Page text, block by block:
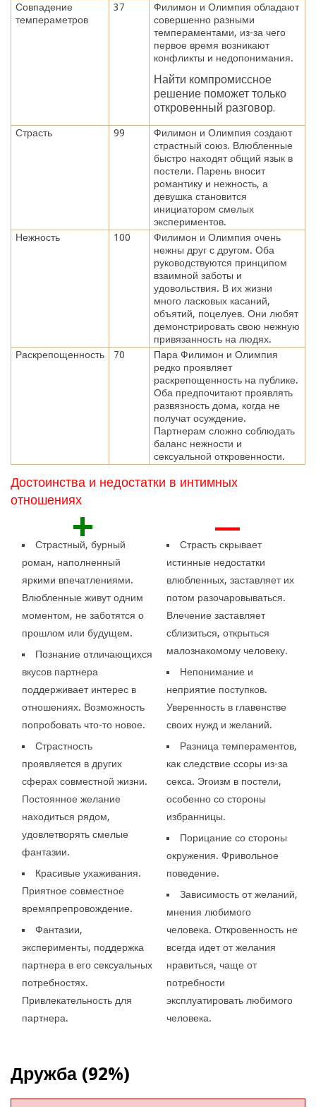
Совпадение
темпераметров
37
Филимон и Олимпия обладают
совершенно разными
темпераментами, из-за чего
первое время возникают
конфликты и недопонимания.
Найти компромиссное
решение поможет только
откровенный разговор.
Страсть 99
Филимон и Олимпия создают
страстный союз. Влюбленные
быстро находят общий язык в
постели. Парень вносит
романтику и нежность, а
девушка становится
инициатором смелых
экспериментов.
Нежность
100
Филимон и Олимпия очень
нежны друг с другом. Оба
руководствуются принципом
взаимной заботы и
удовольствия. В их жизни
много ласковых касаний,
объятий, поцелуев. Они любят
демонстрировать свою нежную
привязанность на людях.
Раскрепощенность
70
Пара Филимон и Олимпия
редко проявляет
раскрепощенность на публике.
Оба предпочитают проявлять
развязность дома, когда не
получат осуждение.
Партнерам сложно соблюдать
баланс нежности и
сексуальной откровенности.
Достоинства и недостатки в интимных
отношениях
+
Страстный, бурный
роман, наполненный
яркими впечатлениями.
Влюбленные живут одним
моментом, не заботятся о
прошлом или будущем.
Познание отличающихся
вкусов партнера
поддерживает интерес в
отношениях. Возможность
попробовать что-то новое.
Страстность
проявляется в других
сферах совместной жизни.
Постоянное желание
находиться рядом,
удовлетворять смелые
фантазии.
Красивые ухаживания.
Приятное совместное
времяпрепровождение.
Фантазии,
эксперименты, поддержка
партнера в его сексуальных
потребностях.
Привлекательность для
партнера.
—
Страсть скрывает
истинные недостатки
влюбленных, заставляет их
потом разочаровываться.
Влечение заставляет
сблизиться, открыться
малознакомому человеку.
Непонимание и
неприятие поступков.
Уверенность в главенстве
своих нужд и желаний.
Разница темпераментов,
как следствие ссоры из-за
секса. Эгоизм в постели,
особенно со стороны
избранницы.
Порицание со стороны
окружения. Фривольное
поведение.
Зависимость от желаний,
мнения любимого
человека. Откровенность не
всегда идет от желания
нравиться, чаще от
потребности
эксплуатировать любимого
человека.
Дружба (92%)